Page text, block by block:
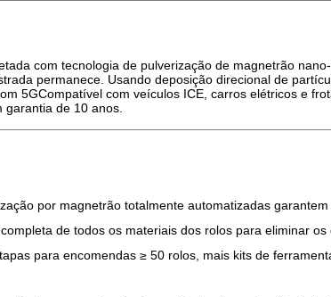
com tecnologia de pulverização de magnetrão
permanece. Usando deposição direcional de
5GCompatível com veículos ICE, carros elétricos e
de 10 anos.
por magnetrão totalmente automatizadas
de todos os materiais dos rolos para eliminar os
para encomendas ≥ 50 rolos, mais kits de